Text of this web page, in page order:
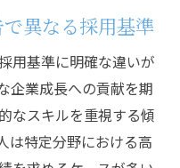
プロ意識の特徴
ロ意識とは何か
姿勢と求人内容
用の軸になるか
異なる採用基準
用基準に明確な違いが
企業成長への貢献を期
なスキルを重視する傾
は特定分野における高